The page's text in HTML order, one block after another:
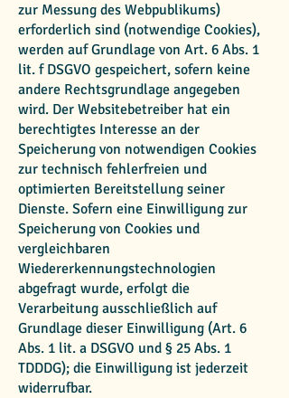
zur Messung des Webpublikums)
erforderlich sind (notwendige Cookies),
werden auf Grundlage von Art. 6 Abs. 1
lit. f DSGVO gespeichert, sofern keine
andere Rechtsgrundlage angegeben
wird. Der Websitebetreiber hat ein
berechtigtes Interesse an der
Speicherung von notwendigen Cookies
zur technisch fehlerfreien und
optimierten Bereitstellung seiner
Dienste. Sofern eine Einwilligung zur
Speicherung von Cookies und
vergleichbaren
Wiedererkennungstechnologien
abgefragt wurde, erfolgt die
Verarbeitung ausschließlich auf
Grundlage dieser Einwilligung (Art. 6
Abs. 1 lit. a DSGVO und § 25 Abs. 1
TDDDG); die Einwilligung ist jederzeit
widerrufbar.